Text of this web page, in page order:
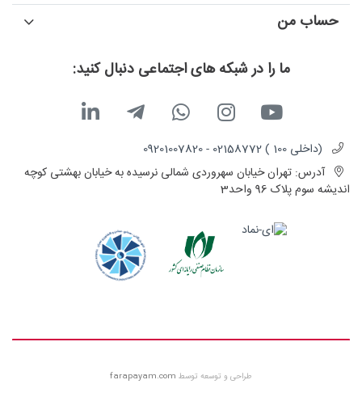
ما را در شبکه های اجتماعی دنبال کنید:
(داخلی 100 ) 02158772 - 09201007820
آدرس: تهران خیابان سهروردی شمالی نرسیده به خیابان بهشتی کوچه
اندیشه سوم پلاک 96 واحد3
حساب من
طراحی و توسعه توسط farapayam.com